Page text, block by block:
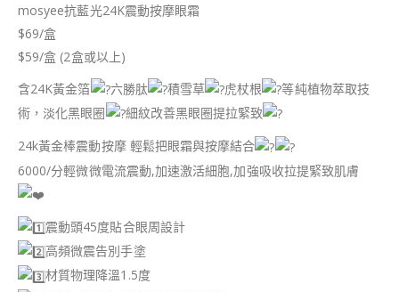
mosyee抗藍光24K震動按摩眼霜
$69/盒
$59/盒 (2盒或以上)
含24K黃金箔
六勝肽 積雪草 虎杖根
等純植物萃取技
術，淡化黑眼圈
細紋改善黑眼圈提拉緊致
24k黃金棒震動按摩 輕鬆把眼霜與按摩結合
6000/分輕微微電流震動,加速激活細胞,加強吸收拉提緊致肌膚
震動頭45度貼合眼周設計
高頻微震告別手塗
材質物理降溫1.5度